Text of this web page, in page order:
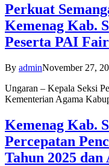
Perkuat
Kemenag Kab.
Peserta PAI Fair
By adminNovember 27,
Ungaran – Kepala Seksi
Kementerian Agama
Kemenag Kab.
Percepatan
Tahun 2025 dan